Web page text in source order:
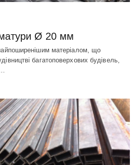
Ø 20 мм
матеріалом, що
багатоповерхових будівель,